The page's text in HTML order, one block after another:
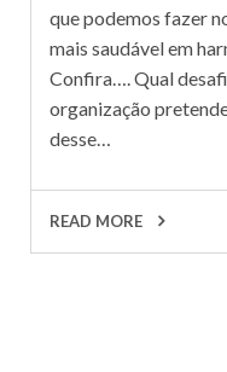
que podemos fazer
mais saudável em
Confira…. Qual
organização
desse…
READ MORE